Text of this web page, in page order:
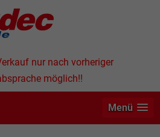
nur nach vorheriger
möglich!!
Menü